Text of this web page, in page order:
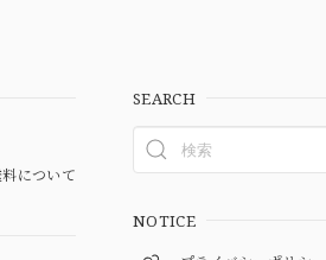
について
SEARCH
NOTICE